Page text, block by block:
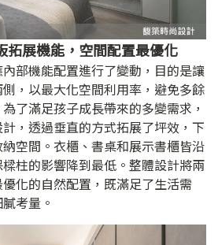
展機能，空間配置最優化
部機能配置進行了變動，目的是讓
，以最大化空間利用率，避免多餘
了滿足孩子成長帶來的多變需求，
，透過垂直的方式拓展了坪效，下
空間。衣櫃、書桌和展示書櫃皆沿
柱的影響降到最低。整體設計將兩
化的自然配置，既滿足了生活需
考量。